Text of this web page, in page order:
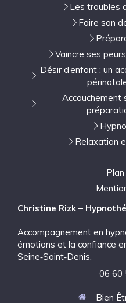
Les troubles
Faire son
Vaincre ses
Désir d’enfant : un
Accouchement
Relaxation
Christine Rizk –
Accompagnement en
émotions et la confiance
Seine‑Saint‑Denis.
06 60
Bien